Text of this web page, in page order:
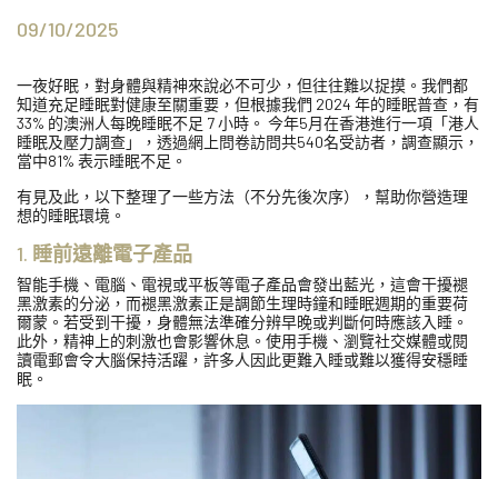
09/10/2025
一夜好眠，對身體與精神來說必不可少，但往往難以捉摸。我們都
知道充足睡眠對健康至關重要，但根據我們 2024 年的睡眠普查，有
33% 的澳洲人每晚睡眠不足 7 小時。 今年5月在香港進行一項「港人
睡眠及壓力調查」，透過網上問卷訪問共540名受訪者，調查顯示，
當中81% 表示睡眠不足。
有見及此，以下整理了一些方法（不分先後次序），幫助你營造理
想的睡眠環境。
1. 睡前遠離電子產品
智能手機、電腦、電視或平板等電子產品會發出藍光，這會干擾褪
黑激素的分泌，而褪黑激素正是調節生理時鐘和睡眠週期的重要荷
爾蒙。若受到干擾，身體無法準確分辨早晚或判斷何時應該入睡。
此外，精神上的刺激也會影響休息。使用手機、瀏覽社交媒體或閱
讀電郵會令大腦保持活躍，許多人因此更難入睡或難以獲得安穩睡
眠。